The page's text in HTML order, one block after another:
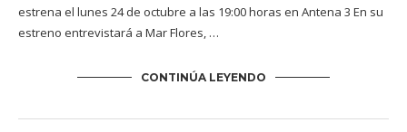
estrena el lunes 24 de octubre a las 19:00 horas en Antena 3 En su
estreno entrevistará a Mar Flores, …
CONTINÚA LEYENDO